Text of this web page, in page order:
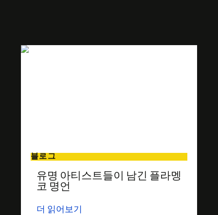
블로그
유명 아티스트들이 남긴 플라멩
코 명언
더 읽어보기